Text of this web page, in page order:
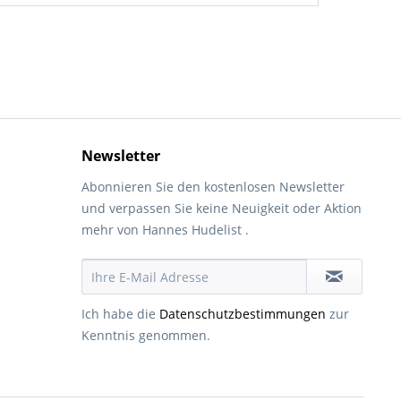
Newsletter
Abonnieren Sie den kostenlosen Newsletter
und verpassen Sie keine Neuigkeit oder Aktion
mehr von Hannes Hudelist .
Ich habe die Datenschutzbestimmungen zur
Kenntnis genommen.